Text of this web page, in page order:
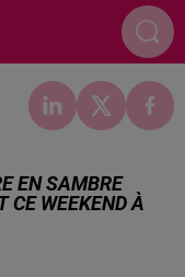
EN SAMBRE
CE WEEKEND À